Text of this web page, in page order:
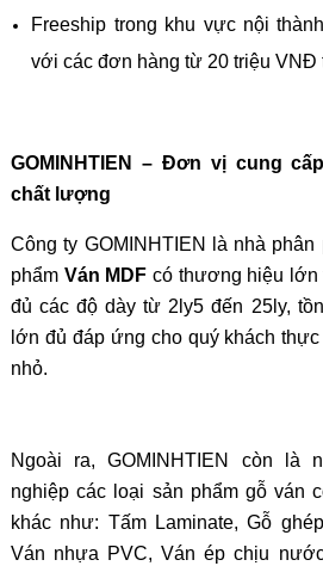
Freeship trong khu vực nội
với các đơn hàng từ 20 triệu VNĐ
GOMINHTIEN – Đơn vị cung
chất lượng
Công ty GOMINHTIEN là nhà
phẩm Ván MDF có thương hiệu
đủ các độ dày từ 2ly5 đến 25ly,
lớn đủ đáp ứng cho quý khách
nhỏ.
Ngoài ra, GOMINHTIEN còn là
nghiệp các loại sản phẩm gỗ ván
khác như: Tấm Laminate, Gỗ
Ván nhựa PVC, Ván ép chịu